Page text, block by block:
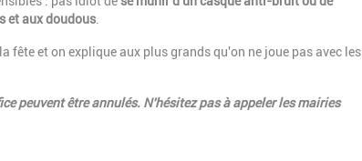
et aux doudous
fête et on explique aux plus grands qu'on ne joue pas avec les
peuvent être annulés. N'hésitez pas à appeler les mairies